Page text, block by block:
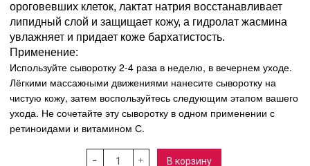
ороговевших клеток, лактат натрия восстанавливает
липидный слой и защищает кожу, а гидролат жасмина
увлажняет и придает коже бархатистость.
Применение:
Используйте сыворотку 2-4 раза в неделю, в вечернем уходе.
Лёгкими массажными движениями нанесите сыворотку на
чистую кожу, затем воспользуйтесь следующим этапом вашего
ухода. Не сочетайте эту сыворотку в одном применении с
ретиноидами и витамином С.
В корзину